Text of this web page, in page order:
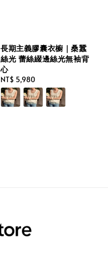
長期主義膠囊衣櫥｜桑蠶
絲光 蕾絲綴邊絲光無袖背
心
Regular
price
NT$ 5,980